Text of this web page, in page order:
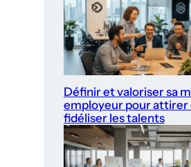
Définir et valoriser sa
employeur pour attirer
fidéliser les talents